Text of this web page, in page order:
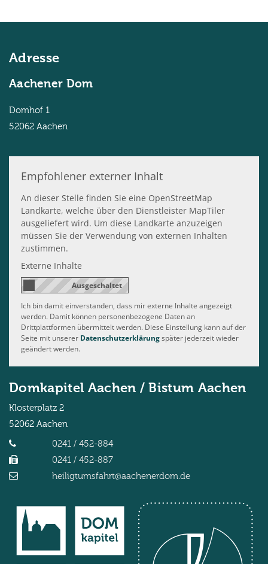
© Domkapitel Aachen/Andreas Steindl
Adresse
Aachener Dom
Domhof 1
52062 Aachen
Empfohlener externer Inhalt
An dieser Stelle finden Sie eine OpenStreetMap
Landkarte, welche über den Dienstleister MapTiler
ausgeliefert wird. Um diese Landkarte anzuzeigen
müssen Sie der Verwendung von externen Inhalten
zustimmen.
Externe Inhalte
Ich bin damit einverstanden, dass mir externe Inhalte angezeigt
werden. Damit können personenbezogene Daten an
Drittplattformen übermittelt werden. Diese Einstellung kann auf der
Seite mit unserer Datenschutzerklärungspäter jederzeit wieder
geändert werden.
Domkapitel Aachen / Bistum Aachen
Klosterplatz 2
52062 Aachen
0241 / 452-884
0241 / 452-887
heiligtumsfahrt@aachenerdom.de